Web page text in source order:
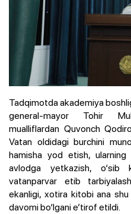
Tadqimotda akademiya
general-mayor Tohir
mualliflardan Quvonch
Vatan oldidagi burchini
hamisha yod etish,
avlodga yetkazish, o‘sib
vatanparvar etib
ekanligi, xotira kitobi ana shu
davomi bo‘lgani e’tirof etildi.